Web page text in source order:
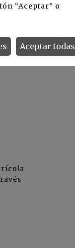
“Aceptar” o
Aceptar todas